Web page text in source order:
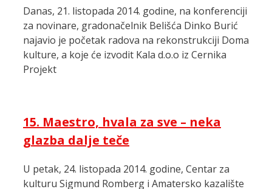
Danas, 21. listopada 2014. godine, na konferenciji
za novinare, gradonačelnik Belišća Dinko Burić
najavio je početak radova na rekonstrukciji Doma
kulture, a koje će izvodit Kala d.o.o iz Cernika
Projekt
15. Maestro, hvala za sve – neka
glazba dalje teče
U petak, 24. listopada 2014. godine, Centar za
kulturu Sigmund Romberg i Amatersko kazalište